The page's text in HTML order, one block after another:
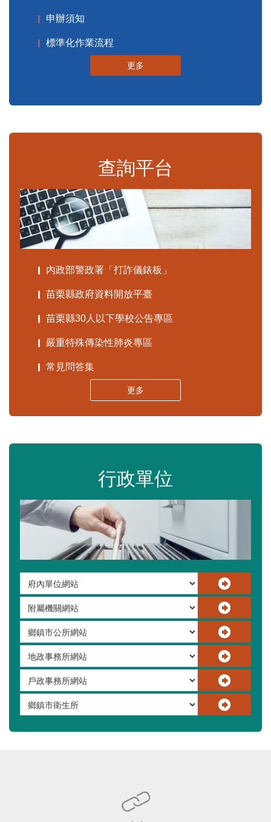
申辦須知
標準化作業流程
更多
查詢平台
內政部警政署「打詐儀錶板」
苗栗縣政府資料開放平臺
苗栗縣30人以下學校公告專區
嚴重特殊傳染性肺炎專區
常見問答集
更多
行政單位